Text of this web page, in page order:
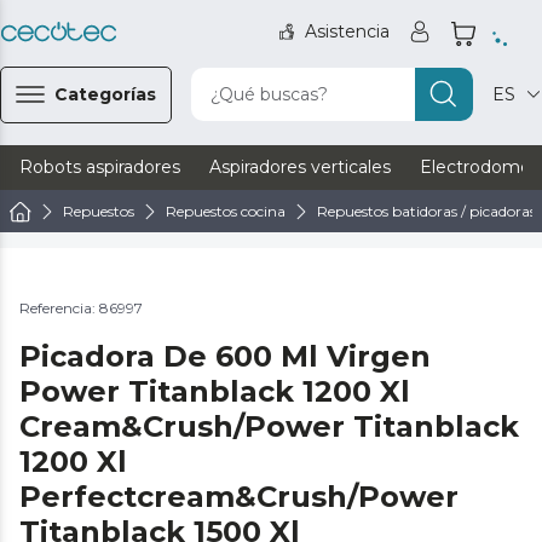
Asistencia
Categorías ¿Qué buscas? ES
Robots aspiradores Aspiradores verticales
Repuestos Repuestos cocina Repuestos batidoras / picadoras
Referencia: 86997
Picadora De 600 Ml Virgen
Power Titanblack 1200 Xl
Cream&Crush/Power Titanblack
1200 Xl
Perfectcream&Crush/Power
Titanblack 1500 Xl